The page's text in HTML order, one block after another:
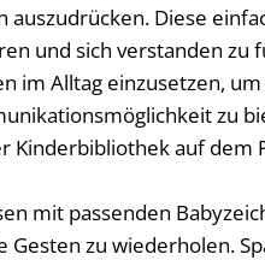
Diese
und sich verstanden zu
im Alltag einzusetzen,
zu
Kinderbibliothek auf dem
mit passenden
Gesten zu wiederholen.